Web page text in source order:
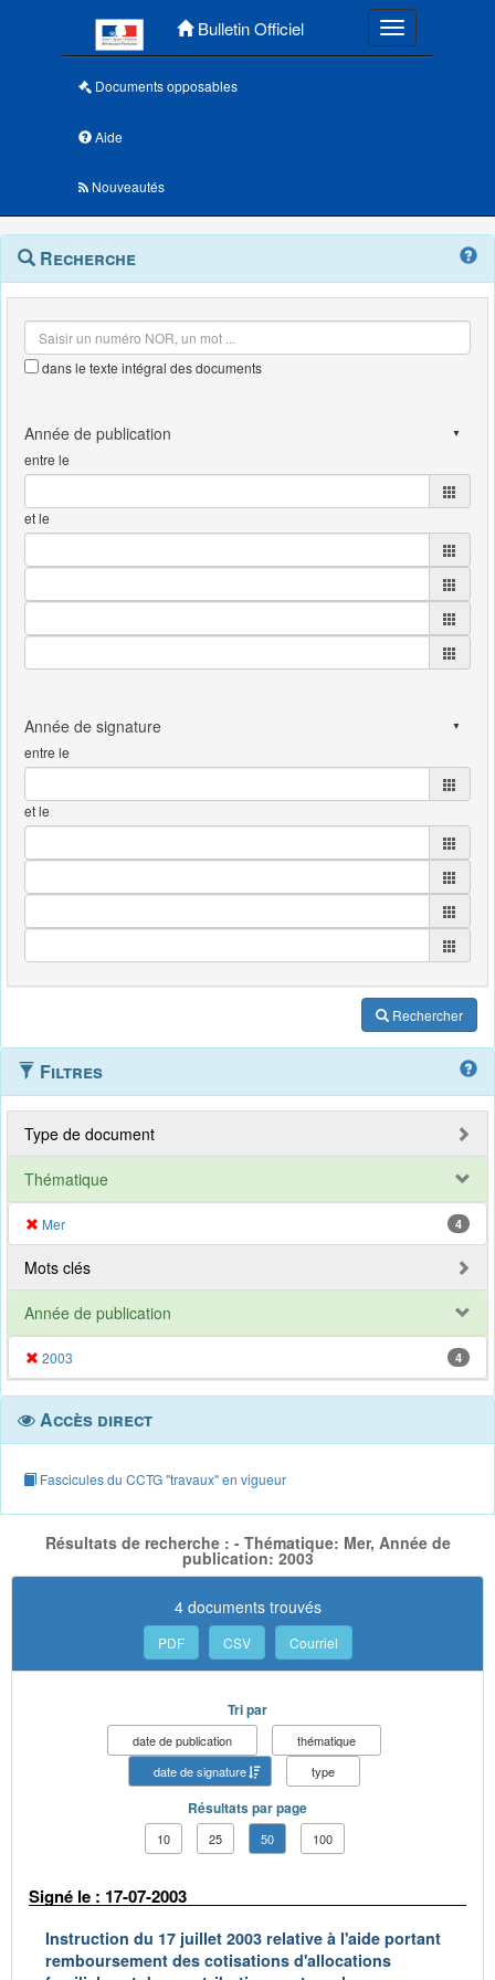
Bulletin Officiel Toggle
Documents opposables
Aide
Nouveautés
Navigation
outils
Menu
contextuel
Recherche
dans le texte intégral des documents
entre le
et le
entre le
et le
Rechercher
Filtres
Type de document
Thématique
Mer 4
Mots clés
Année de publication
2003 4
Accès direct
Fascicules du CCTG "travaux" en vigueur
Résultats de recherche : - Thématique: Mer, Année de
publication: 2003
4 documents trouvés
PDF CSV Courriel
Tri par
date de publication
thématique
date de signature
type
Résultats par page
10 25 50 100
Signé le : 17-07-2003
Instruction du 17 juillet 2003 relative à l'aide portant
remboursement des cotisations d'allocations